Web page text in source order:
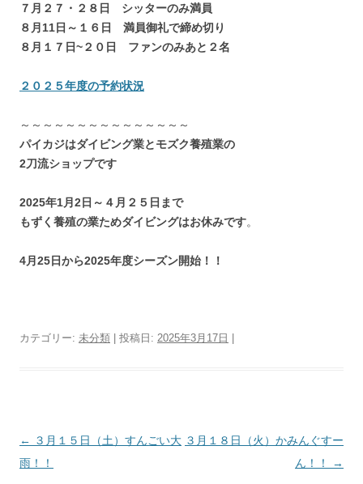
７月２７・２８日 シッターのみ満員
８月11日～１６日 満員御礼で締め切り
８月１７日~２０日 ファンのみあと２名
２０２５年度の予約状況
～～～～～～～～～～～～～～～
パイカジはダイビング業とモズク養殖業の
2刀流ショップです
2025年1月2日～４月２５日まで
もずく養殖の業ためダイビングはお休みです。
4月25日から2025年度シーズン開始！！
カテゴリー: 未分類 | 投稿日: 2025年3月17日 |
投
稿
← ３月１５日（土）すんごい大
雨！！
３月１８日（火）かみんぐすー
ん！！
→